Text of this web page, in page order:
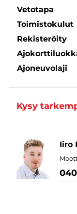
Vetotapa
Toimistokulut
Rekisteröity
Ajoneuvolaji
Kysy
Iiro
040